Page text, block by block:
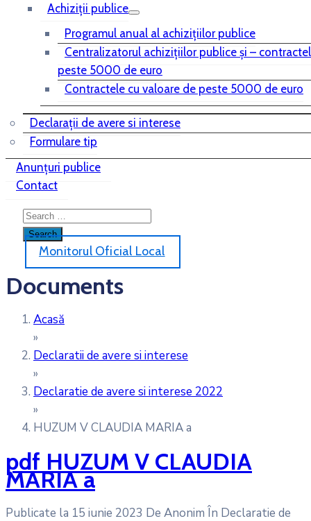
Achiziţii publice
Programul anual al achiziţiilor publice
Centralizatorul achiziţiilor publice şi –
peste 5000 de euro
Contractele cu valoare de peste 5000 de euro
Declarații de avere si interese
Formulare tip
Anunțuri publice
Contact
Monitorul Oficial Local
Documents
Acasă
»
Declaratii de avere si interese
»
Declaratie de avere si interese 2022
»
HUZUM V CLAUDIA MARIA a
pdf HUZUM V CLAUDIA
MARIA a
Publicate la 15 iunie 2023 De Anonim În Declaratie de